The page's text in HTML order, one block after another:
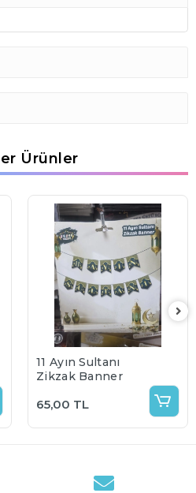
Ürünler
11 Ayın Sultanı
Zikzak Banner
65,00 TL